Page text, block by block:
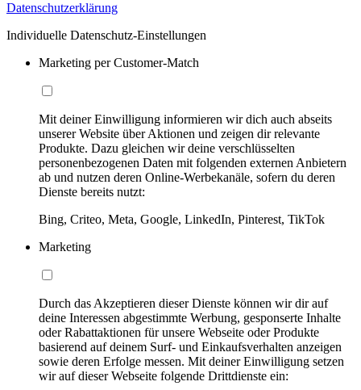
Datenschutzerklärung
Individuelle Datenschutz-Einstellungen
Marketing per Customer-Match
Mit deiner Einwilligung informieren wir dich auch abseits
unserer Website über Aktionen und zeigen dir relevante
Produkte. Dazu gleichen wir deine verschlüsselten
personenbezogenen Daten mit folgenden externen Anbietern
ab und nutzen deren Online-Werbekanäle, sofern du deren
Dienste bereits nutzt:
Bing, Criteo, Meta, Google, LinkedIn, Pinterest, TikTok
Marketing
Durch das Akzeptieren dieser Dienste können wir dir auf
deine Interessen abgestimmte Werbung, gesponserte Inhalte
oder Rabattaktionen für unsere Webseite oder Produkte
basierend auf deinem Surf- und Einkaufsverhalten anzeigen
sowie deren Erfolge messen. Mit deiner Einwilligung setzen
wir auf dieser Webseite folgende Drittdienste ein: